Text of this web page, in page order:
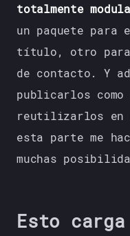
totalmente
un paquete
título, otro
de contacto. Y
publicarlos como
reutilizarlos en
esta parte me
muchas
Esto